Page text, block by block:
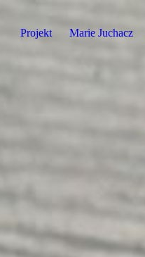
Projekt Marie Juchacz